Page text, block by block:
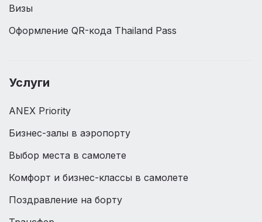
Визы
Оформление QR-кода Thailand Pass
Услуги
ANEX Priority
Бизнес-залы в аэропорту
Выбор места в самолете
Комфорт и бизнес-классы в самолете
Поздравление на борту